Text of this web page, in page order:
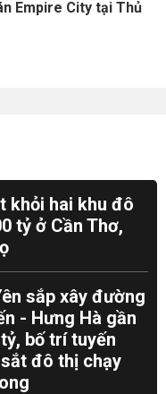
Empire City tại Thủ
khỏi hai khu đô
tỷ ở Cần Thơ,
sắp xây đường
- Hưng Hà gần
bố trí tuyến
đô thị chạy